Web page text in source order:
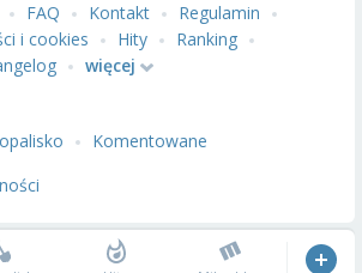
FAQ Kontakt
Regulamin
i cookies
Hity
Ranking
więcej
Komentowane